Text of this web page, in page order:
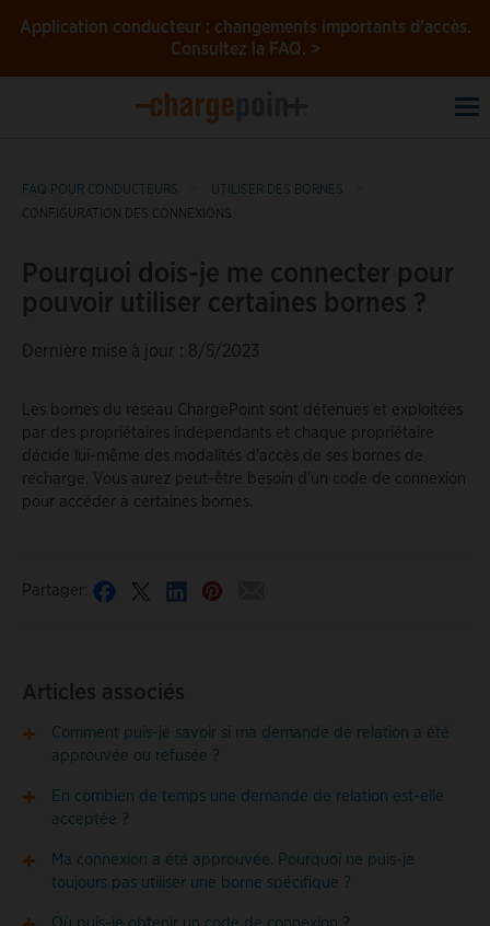
Application conducteur : changements importants d’accès.
Consultez la FAQ. >
FAQ POUR CONDUCTEURS
UTILISER DES BORNES
CONFIGURATION DES CONNEXIONS
Pourquoi dois-je me connecter pour
pouvoir utiliser certaines bornes ?
Dernière mise à jour : 8/5/2023
Les bornes du réseau ChargePoint sont détenues et exploitées
par des propriétaires indépendants et chaque propriétaire
décide lui-même des modalités d'accès de ses bornes de
recharge. Vous aurez peut-être besoin d'un code de connexion
pour accéder à certaines bornes.
Partager:
Articles associés
Comment puis-je savoir si ma demande de relation a été
approuvée ou refusée ?
En combien de temps une demande de relation est-elle
acceptée ?
Ma connexion a été approuvée. Pourquoi ne puis-je
toujours pas utiliser une borne spécifique ?